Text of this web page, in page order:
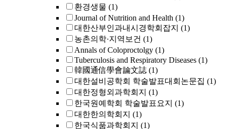
환경생물 (1)
Journal of Nutrition and Health (1)
대한산부인과내시경학회잡지 (1)
농촌의학·지역보건 (1)
Annals of Coloproctolgy (1)
Tuberculosis and Respiratory Diseases (1)
韓國通信學會論文誌 (1)
대한설비공학회 학술발표대회논문집 (1)
대한정형외과학회지 (1)
한국원예학회 학술발표요지 (1)
대한한의학회지 (1)
한국식품과학회지 (1)